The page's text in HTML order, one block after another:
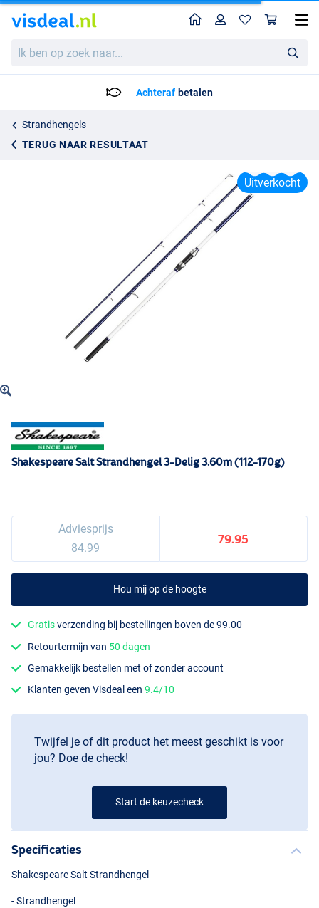
ben
HomeProfiel
Achteraf betalen
Strandhengels
TERUG NAAR RESULTAAT
Shakespeare Salt Strandhengel 3-Delig 3.60m (112-170g)
84.99
Uitverkocht
Shakespeare Salt Strandhengel 3-Delig 3.60m (112-170g)
Adviesprijs
84.99
79.95
Hou mij op de hoogte
Gratisverzending bij bestellingen boven de 99.00
Retourtermijn van 50 dagen
Gemakkelijk bestellen met of zonder account
Klanten geven Visdeal een9.4/10
Twijfel je of dit product het meest geschikt is voor
jou? Doe de check!
Start de keuzecheck
Specificaties
Shakespeare Salt Strandhengel
- Strandhengel